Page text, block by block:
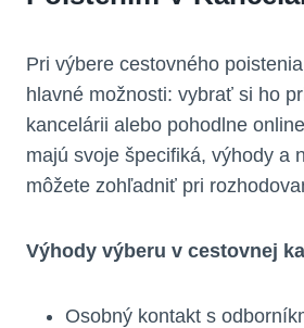
Pri výbere cestovného
hlavné možnosti: vybrať si ho
kancelárii alebo pohodlne
majú svoje špecifiká, výhody a
môžete zohľadniť pri
Výhody výberu v cestovnej
Osobný kontakt s